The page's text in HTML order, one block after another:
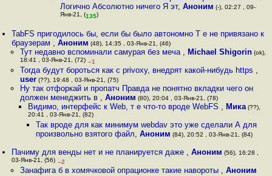
Логично Абсолютно ничего Я эт,Аноним (-), 02:27 , 09-
Янв-21, (135)
TabFS пригодилось бы, если бы было автономно Т е не привязано к
браузерам ,Аноним (48), 14:35 , 03-Янв-21, (46)
Тут недавно вспоминали самурая без меча , Michael Shigorin(ok),
18:41 , 03-Янв-21, (72) –1
Тогда будут бороться как с privoxy, внедрят какой-нибудь https ,
user(??), 19:48 , 03-Янв-21, (75)
Ну так отфоркай и пропатч Правда не понятно вкладки чего он
должен менеджить в , Аноним (80), 20:04 , 03-Янв-21, (78)
Видимо, интерфейс к Web, т е что-то вроде WebFS , Мика(??),
20:41 , 03-Янв-21, (82)
Так вроде для как минимум webdav это уже сделали А для
произвольно взятого файл,Аноним (84), 20:52 , 03-Янв-21, (84)
Пачиму для венды нет и не планируется даже ,Аноним (56), 16:28 ,
03-Янв-21, (56) –2
Занафига б в хомячковой опрационке такие навороты , Аноним